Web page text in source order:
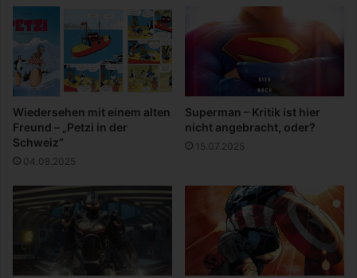
s
e
n
d
e
r
S
c
h
w
e
g
e
H
e
z
k
s
t
e
Wiedersehen mit einem alten
Freund – „Petzi in der
Schweiz“
04.08.2025
Superman – Kritik ist hier
nicht angebracht, oder?
15.07.2025